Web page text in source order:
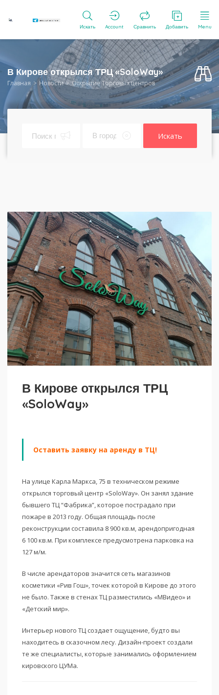
Искать Account Сравнить Добавить Menu
В Кирове открылся ТРЦ «SoloWay»
Главная Новости Открытие Торговых центров
Искать
В Кирове открылся ТРЦ
«SoloWay»
Оставить заявку на аренду в ТЦ!
На улице Карла Маркса, 75 в техническом режиме
открылся торговый центр «SoloWay». Он занял здание
бывшего ТЦ “Фабрика”, которое пострадало при
пожаре в 2013 году. Общая площадь после
реконструкции составила 8 900 кв.м, арендопригодная
6 100 кв.м. При комплексе предусмотрена парковка на
127 м/м.
В числе арендаторов значится сеть магазинов
косметики «Рив Гош», точек которой в Кирове до этого
не было. Также в стенах ТЦ разместились «МВидео» и
«Детский мир».
Интерьер нового ТЦ создает ощущение, будто вы
находитесь в сказочном лесу. Дизайн-проект создали
те же специалисты, которые занимались оформлением
кировского ЦУМа.